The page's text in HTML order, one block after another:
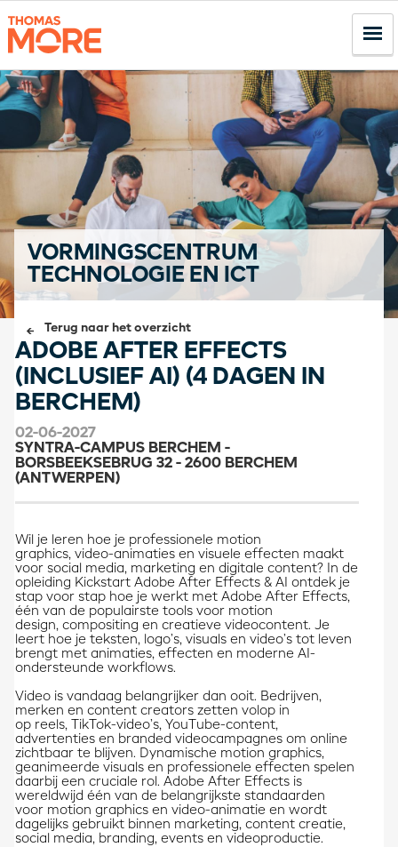
VORMINGSCENTRUM
TECHNOLOGIE EN ICT
Terug naar het overzicht
ADOBE AFTER EFFECTS
(INCLUSIEF AI) (4 DAGEN IN
BERCHEM)
02-06-2027
SYNTRA-CAMPUS BERCHEM -
BORSBEEKSEBRUG 32 - 2600 BERCHEM
(ANTWERPEN)
Wil je leren hoe je professionele motion
graphics, video-animaties en visuele effecten maakt
voor social media, marketing en digitale content? In de
opleiding Kickstart Adobe After Effects & AI ontdek je
stap voor stap hoe je werkt met Adobe After Effects,
één van de populairste tools voor motion
design, compositing en creatieve videocontent. Je
leert hoe je teksten, logo’s, visuals en video’s tot leven
brengt met animaties, effecten en moderne AI-
ondersteunde workflows.
Video is vandaag belangrijker dan ooit. Bedrijven,
merken en content creators zetten volop in
op reels, TikTok-video’s, YouTube-content,
advertenties en branded videocampagnes om online
zichtbaar te blijven. Dynamische motion graphics,
geanimeerde visuals en professionele effecten spelen
daarbij een cruciale rol. Adobe After Effects is
wereldwijd één van de belangrijkste standaarden
voor motion graphics en video-animatie en wordt
dagelijks gebruikt binnen marketing, content creatie,
social media, branding, events en videoproductie.